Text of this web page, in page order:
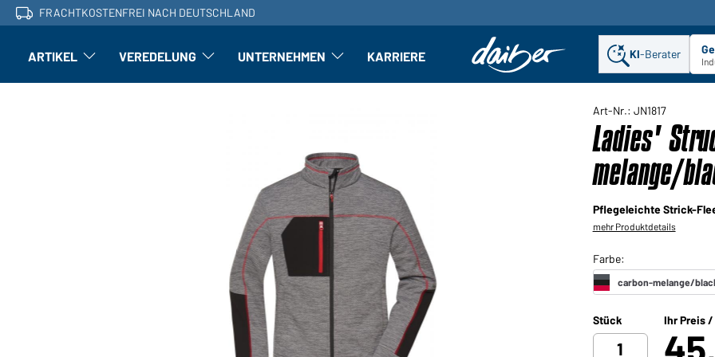
FRACHTKOSTENFREI NACH DEUTSCHLAND
ARTIKEL Artikel: Untermenü öffnen
VEREDELUNG Veredelung: Untermenü öffnen
UNTERNEHMEN Unternehmen: Untermenü öffnen
KARRIERE KI-Berater
Art-Nr.: JN1817
Ladies'
melange/
Pflegeleichte Strick-
mehr Produktdetails
Stück Ihr Preis